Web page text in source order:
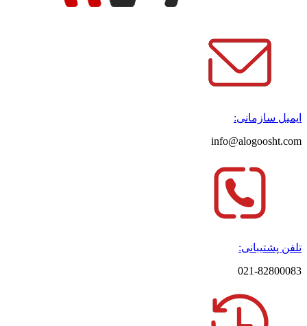
ایمیل سازمانی:
info@alogoosht.com
تلفن پشتیبانی:
021-82800083